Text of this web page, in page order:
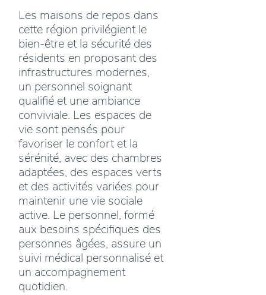
Les maisons de repos dans
cette région privilégient le
bien-être et la sécurité des
résidents en proposant des
infrastructures modernes,
un personnel soignant
qualifié et une ambiance
conviviale. Les espaces de
vie sont pensés pour
favoriser le confort et la
sérénité, avec des chambres
adaptées, des espaces verts
et des activités variées pour
maintenir une vie sociale
active. Le personnel, formé
aux besoins spécifiques des
personnes âgées, assure un
suivi médical personnalisé et
un accompagnement
quotidien.